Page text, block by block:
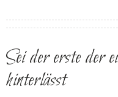
Sei der erste der
hinterlässt